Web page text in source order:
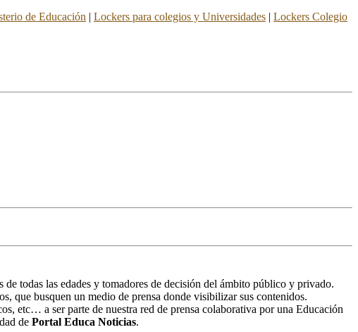
de Educación | Lockers para colegios y Universidades | Lockers Colegio
todas las edades y tomadores de decisión del ámbito público y privado.
que busquen un medio de prensa donde visibilizar sus contenidos.
etc… a ser parte de nuestra red de prensa colaborativa por una Educación
de Portal Educa Noticias.